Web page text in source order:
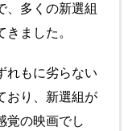
、多くの新選組
ました。
れもに劣らない
おり、新選組が
覚の映画でし